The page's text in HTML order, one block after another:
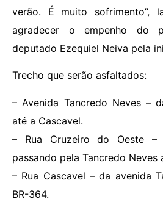
verão. É muito sofrimento”,
agradecer o empenho do
deputado Ezequiel Neiva pela
Trecho que serão asfaltados:
– Avenida Tancredo Neves –
até a Cascavel.
– Rua Cruzeiro do Oeste –
passando pela Tancredo Neves
– Rua Cascavel – da avenida
BR-364.